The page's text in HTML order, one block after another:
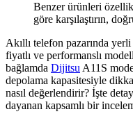
Benzer ürünleri
göre karşılaştırın,
Akıllı telefon pazarında
fiyatlı ve performanslı
bağlamda Dijitsu A11S
depolama kapasitesiyle
nasıl değerlendirir? İşte
dayanan kapsamlı bir